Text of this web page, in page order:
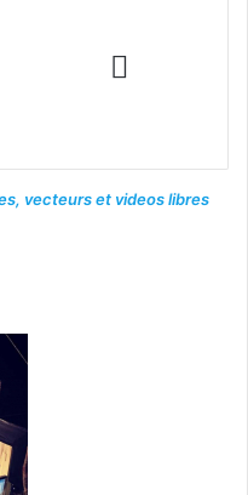
vecteurs et videos libres